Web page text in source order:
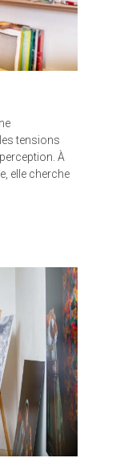
tensions
À
elle cherche